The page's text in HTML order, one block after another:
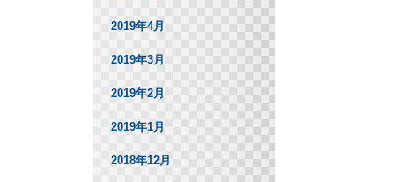
2019年4月
2019年3月
2019年2月
2019年1月
2018年12月